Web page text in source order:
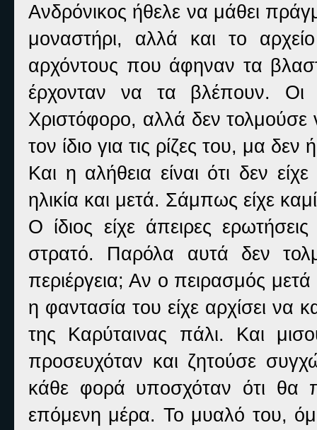
Ανδρόνικος ήθελε να μάθει
μοναστήρι, αλλά και το
αρχόντους που άφηναν τα
έρχονταν να τα βλέπουν. Οι
Χριστόφορο, αλλά δεν τολμούσε
τον ίδιο για τις ρίζες του, μα δεν
Και η αλήθεια είναι ότι δεν
ηλικία και μετά. Σάμπως είχε
Ο ίδιος είχε άπειρες
στρατό. Παρόλα αυτά δεν
περιέργεια; Αν ο πειρασμός
η φαντασία του είχε αρχίσει
της Καρύταινας πάλι. Και
προσευχόταν και ζητούσε
κάθε φορά υποσχόταν ότι θα
επόμενη μέρα. Το μυαλό του,